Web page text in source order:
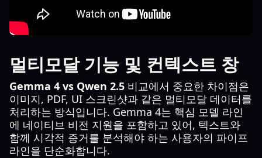
멀티모달 기능 및 컨텍스트 창
Gemma 4 vs Qwen 2.5 비교에서 중요한 차이점은
이미지, PDF, UI 스크린샷과 같은 멀티모달 데이터를
처리하는 방식입니다. Gemma 4는 핵심 모델 라인
에 네이티브 비전 지원을 포함하고 있어, 텍스트와
함께 시각적 증거를 분석해야 하는 사용자의 파이프
라인을 단순화합니다.